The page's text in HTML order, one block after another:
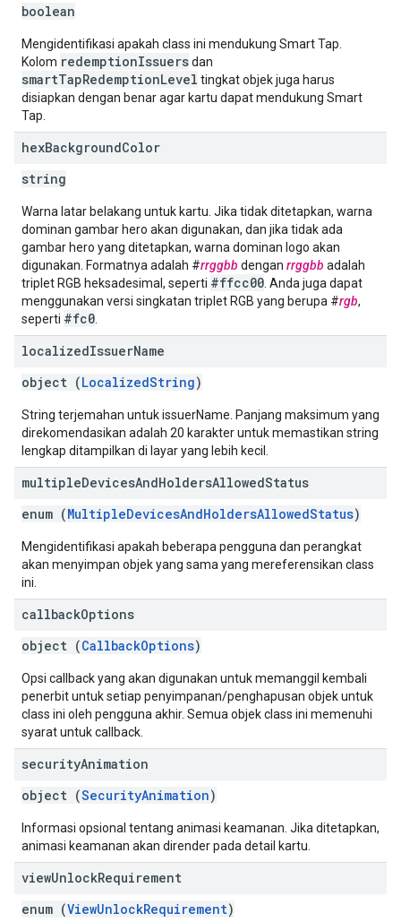
boolean
Mengidentifikasi apakah class ini mendukung Smart Tap.
Kolom redemptionIssuersdan
smartTapRedemptionLevel tingkat objek juga harus
disiapkan dengan benar agar kartu dapat mendukung Smart
Tap.
hexBackgroundColor
string
Warna latar belakang untuk kartu. Jika tidak ditetapkan, warna
dominan gambar hero akan digunakan, dan jika tidak ada
gambar hero yang ditetapkan, warna dominan logo akan
digunakan. Formatnya adalah #rrggbb dengan rrggbb adalah
triplet RGB heksadesimal, seperti #ffcc00 . Anda juga dapat
menggunakan versi singkatan triplet RGB yang berupa #rgb,
seperti #fc0
localizedIssuerName
object (LocalizedString)
String terjemahan untuk issuerName. Panjang maksimum yang
direkomendasikan adalah 20 karakter untuk memastikan string
lengkap ditampilkan di layar yang lebih kecil.
multipleDevicesAndHoldersAllowedStatus
enum (MultipleDevicesAndHoldersAllowedStatus)
Mengidentifikasi apakah beberapa pengguna dan perangkat
akan menyimpan objek yang sama yang mereferensikan class
ini.
callbackOptions
object (CallbackOptions)
Opsi callback yang akan digunakan untuk memanggil kembali
penerbit untuk setiap penyimpanan/penghapusan objek untuk
class ini oleh pengguna akhir. Semua objek class ini memenuhi
syarat untuk callback.
securityAnimation
object (SecurityAnimation)
Informasi opsional tentang animasi keamanan. Jika ditetapkan,
animasi keamanan akan dirender pada detail kartu.
viewUnlockRequirement
enum (ViewUnlockRequirement)